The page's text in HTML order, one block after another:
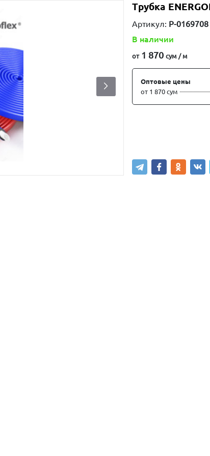
Трубка
Артикул: P-0169708
В наличии
от1 870 сум / м
Оптовые цены
от 1 870 сум